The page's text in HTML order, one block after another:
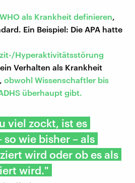
als Krankheit definieren
Ein Beispiel: Die APA hatte
Hyperaktivitätsstörung
Verhalten als Krankheit
obwohl Wissenschaftler bis
überhaupt gibt.
viel zockt, ist es
wie bisher – als
wird oder ob es als
wird."